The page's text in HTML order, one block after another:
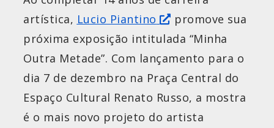
artística, Lucio Piantino
promove sua
próxima exposição intitulada “Minha
Outra Metade”. Com lançamento para o
dia 7 de dezembro na Praça Central do
Espaço Cultural Renato Russo, a mostra
é o mais novo projeto do artista